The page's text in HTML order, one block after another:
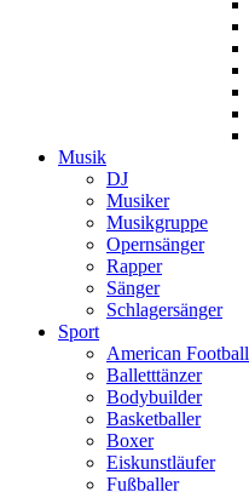
Musik
DJ
Musiker
Musikgruppe
Opernsänger
Rapper
Sänger
Schlagersänger
Sport
American
Balletttänzer
Bodybuilder
Basketballer
Boxer
Eiskunstläufer
Fußballer